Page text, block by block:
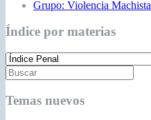
Grupo: Violencia Machista
Índice por materias
Temas nuevos